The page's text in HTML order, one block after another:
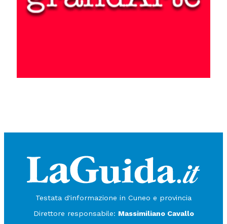
Testata d'informazione in Cuneo e provincia
Direttore responsabile: Massimiliano Cavallo